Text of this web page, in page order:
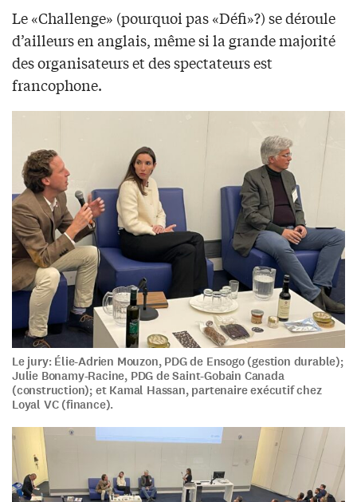
Le «Challenge» (pourquoi pas «Défi»?) se déroule
d’ailleurs en anglais, même si la grande majorité
des organisateurs et des spectateurs est
francophone.
Le jury: Élie-Adrien Mouzon, PDG de Ensogo (gestion durable);
Julie Bonamy-Racine, PDG de Saint-Gobain Canada
(construction); et Kamal Hassan, partenaire exécutif chez
Loyal VC (finance).